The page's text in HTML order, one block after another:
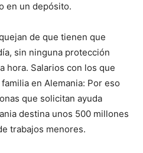
en un depósito.
de que tienen que
sin ninguna protección
hora. Salarios con los que
en Alemania: Por eso
que solicitan ayuda
destina unos 500 millones
trabajos menores.